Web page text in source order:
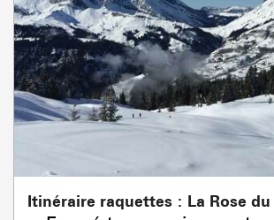
Itinéraire raquettes : La Rose